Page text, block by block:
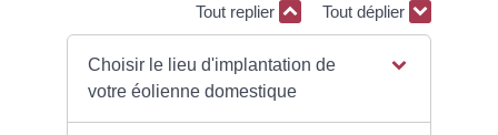
Tout replier
Tout déplier
Choisir le lieu d'implantation de
votre éolienne domestique